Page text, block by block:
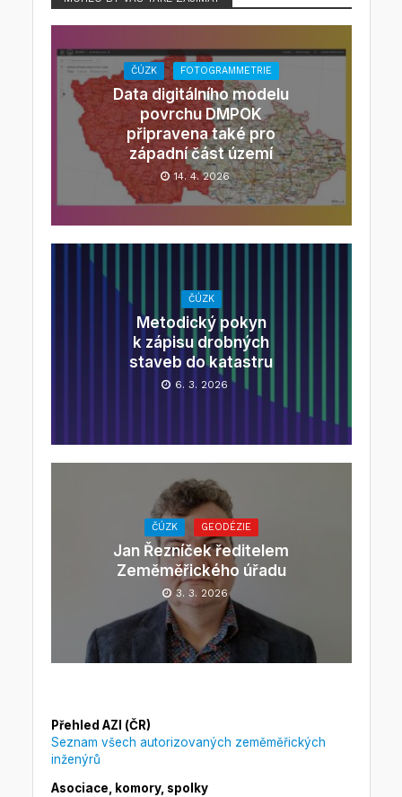
ČÚZK FOTOGRAMMETRIE
Data digitálního modelu
povrchu DMPOK
připravena také pro
západní část území
14. 4. 2026
ČÚZK
Metodický pokyn
k zápisu drobných
staveb do katastru
6. 3. 2026
ČÚZK GEODÉZIE
Jan Řezníček ředitelem
Zeměměřického úřadu
3. 3. 2026
Přehled AZI (ČR)
Seznam všech autorizovaných zeměměřických
inženýrů
Asociace, komory, spolky